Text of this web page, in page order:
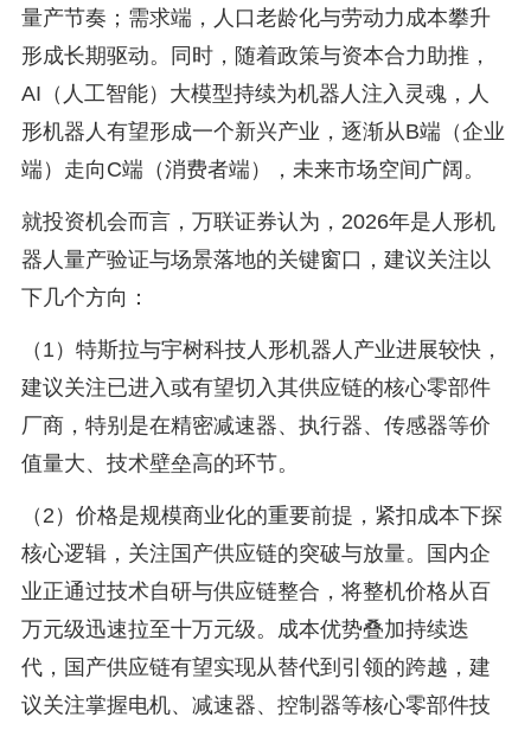
量产节奏；需求端，人口老龄化与劳动力成本攀升
形成长期驱动。同时，随着政策与资本合力助推，
AI（人工智能）大模型持续为机器人注入灵魂，人
形机器人有望形成一个新兴产业，逐渐从B端（企业
端）走向C端（消费者端），未来市场空间广阔。
就投资机会而言，万联证券认为，2026年是人形机
器人量产验证与场景落地的关键窗口，建议关注以
下几个方向：
（1）特斯拉与宇树科技人形机器人产业进展较快，
建议关注已进入或有望切入其供应链的核心零部件
厂商，特别是在精密减速器、执行器、传感器等价
值量大、技术壁垒高的环节。
（2）价格是规模商业化的重要前提，紧扣成本下探
核心逻辑，关注国产供应链的突破与放量。国内企
业正通过技术自研与供应链整合，将整机价格从百
万元级迅速拉至十万元级。成本优势叠加持续迭
代，国产供应链有望实现从替代到引领的跨越，建
议关注掌握电机、减速器、控制器等核心零部件技